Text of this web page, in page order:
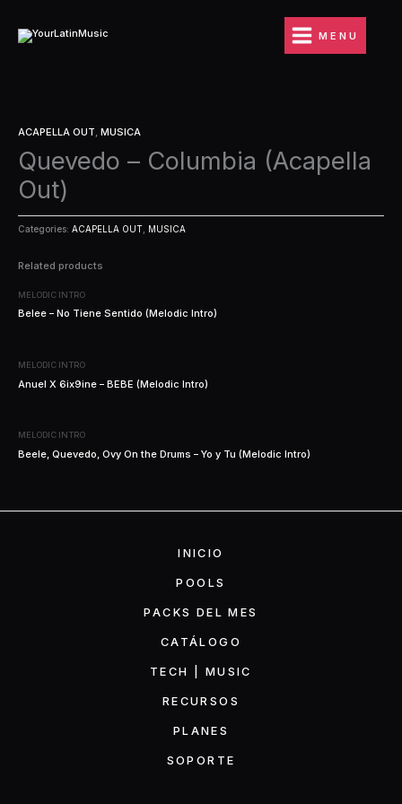
contenido
MENU
ACAPELLA OUT, MUSICA
Quevedo – Columbia (Acapella
Out)
Categories: ACAPELLA OUT, MUSICA
Related products
MELODIC INTRO
Belee – No Tiene Sentido (Melodic Intro)
MELODIC INTRO
Anuel X 6ix9ine – BEBE (Melodic Intro)
MELODIC INTRO
Beele, Quevedo, Ovy On the Drums – Yo y Tu (Melodic Intro)
INICIO
POOLS
PACKS DEL MES
CATÁLOGO
TECH | MUSIC
RECURSOS
PLANES
SOPORTE